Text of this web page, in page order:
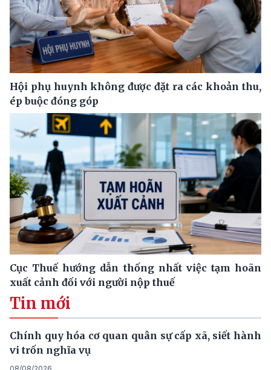
Hội phụ huynh không được đặt ra các khoản thu,
ép buộc đóng góp
Cục Thuế hướng dẫn thống nhất việc tạm hoãn
xuất cảnh đối với người nộp thuế
Tin mới
Chính quy hóa cơ quan quân sự cấp xã, siết hành
vi trốn nghĩa vụ
08/08/2026